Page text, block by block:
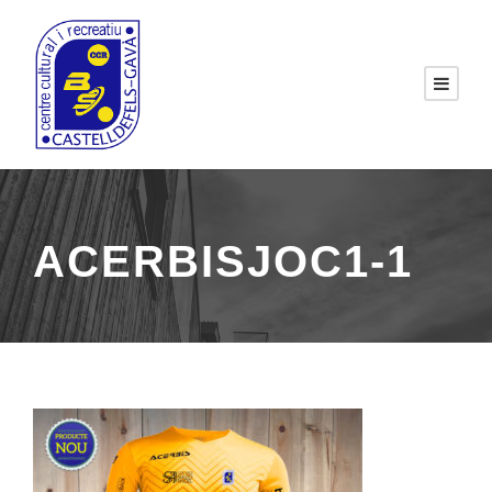
ACERBISJOC1-1